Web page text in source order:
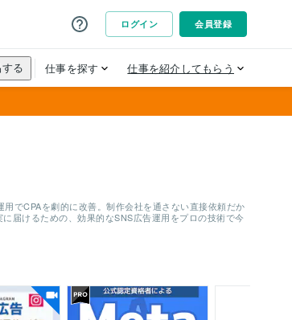
でCPAを劇的に改善。制作会社を通さない直接依頼だか
届けるための、効果的なSNS広告運用をプロの技術で今